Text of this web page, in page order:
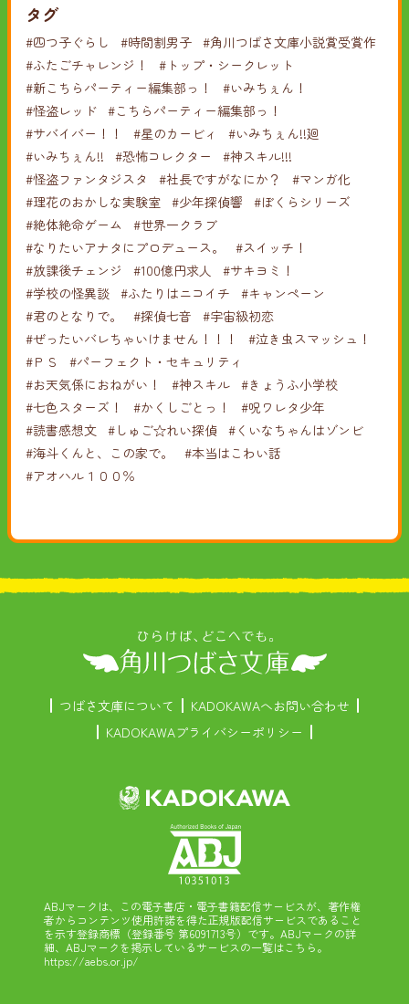
タグ
#四つ子ぐらし #時間割男子 #角川つばさ文庫小説賞受賞作
#ふたごチャレンジ！
#トップ・シークレット
#新こちらパーティー編集部っ！
#いみちぇん！
#怪盗レッド #こちらパーティー編集部っ！
#サバイバー！！
#星のカービィ
#いみちぇん!!廻
#いみちぇん!!
#恐怖コレクター
#神スキル!!!
#怪盗ファンタジスタ
#社長ですがなにか？
#マンガ化
#理花のおかしな実験室 #少年探偵響
#ぼくらシリーズ
#絶体絶命ゲーム
#世界一クラブ
#なりたいアナタにプロデュース。
#スイッチ！
#放課後チェンジ
#100億円求人
#サキヨミ！
#学校の怪異談 #ふたりはニコイチ
#キャンペーン
#君のとなりで。
#探偵七音
#宇宙級初恋
#ぜったいバレちゃいけません！！！
#泣き虫スマッシュ！
#ＰＳ
#パーフェクト・セキュリティ
#お天気係におねがい！
#神スキル #きょうふ小学校
#七色スターズ！
#かくしごとっ！
#呪ワレタ少年
#読書感想文
#しゅご☆れい探偵 #くいなちゃんはゾンビ
#海斗くんと、この家で。
#本当はこわい話
#アオハル１００％
つばさ文庫について
KADOKAWAへお問い合わせ
KADOKAWAプライバシーポリシー
ABJマークは、この電子書店・電子書籍配信サービスが、著作権
者からコンテンツ使用許諾を得た正規版配信サービスであること
を示す登録商標（登録番号 第6091713号）です。ABJマークの詳
細、ABJマークを掲示しているサービスの一覧はこちら。
https://aebs.or.jp/